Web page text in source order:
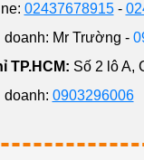
02437678915-
Mr Trường -
TP.HCM: Số 2 lô A,
0903296006